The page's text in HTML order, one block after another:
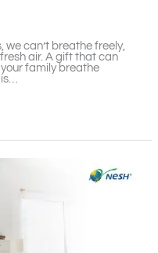
we can’t breathe freely,
air. A gift that can
family breathe
is…